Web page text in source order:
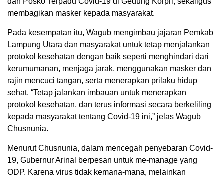
membagikan masker kepada masyarakat.
Pada kesempatan itu, Wagub mengimbau jajaran Pemkab
Lampung Utara dan masyarakat untuk tetap menjalankan
protokol kesehatan dengan baik seperti menghindari dari
kerumumanan, menjaga jarak, menggunakan masker dan
rajin mencuci tangan, serta menerapkan prilaku hidup
sehat. “Tetap jalankan imbauan untuk menerapkan
protokol kesehatan, dan terus informasi secara berkeliling
kepada masyarakat tentang Covid-19 ini,” jelas Wagub
Chusnunia.
Menurut Chusnunia, dalam mencegah penyebaran Covid-
19, Gubernur Arinal berpesan untuk me-manage yang
ODP. Karena virus tidak kemana-mana, melainkan